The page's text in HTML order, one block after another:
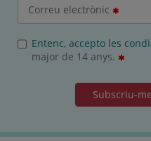
Correu electrònic
Entenc, accepto les
major de 14 anys.
Subscriu-me